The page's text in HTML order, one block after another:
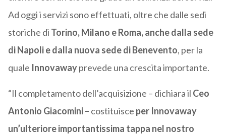
Ad oggi i servizi sono effettuati, oltre che dalle sedi
storiche di Torino, Milano e Roma, anche dalla sede
di Napoli e dalla nuova sede di Benevento, per la
quale Innovawayprevede una crescita importante.
“Il completamento dell’acquisizione – dichiara il Ceo
Antonio Giacomini – costituisce per Innovaway
un’ulteriore importantissima tappa nel nostro